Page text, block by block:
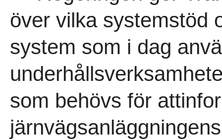
över vilka systemstöd
system som i dag
som behövs för